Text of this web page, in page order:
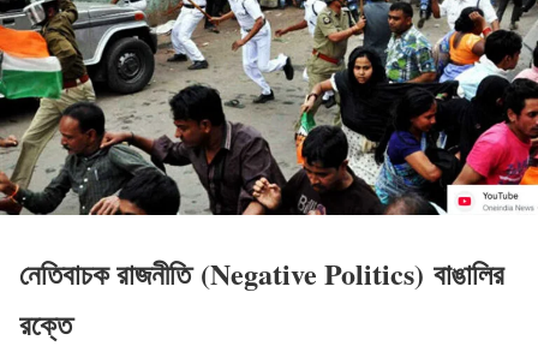
নেতিবাচক রাজনীতি (Negative Politics) বাঙালির
রক্তে